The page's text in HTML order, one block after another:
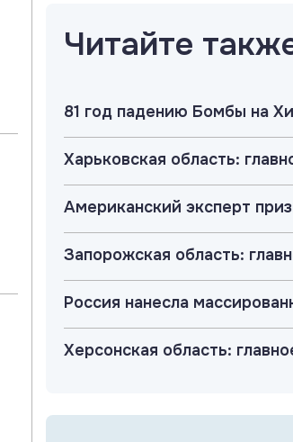
Читайте
81 год падению Бомбы на
Харьковская область:
Американский эксперт
Запорожская область:
Россия нанесла
Херсонская область: